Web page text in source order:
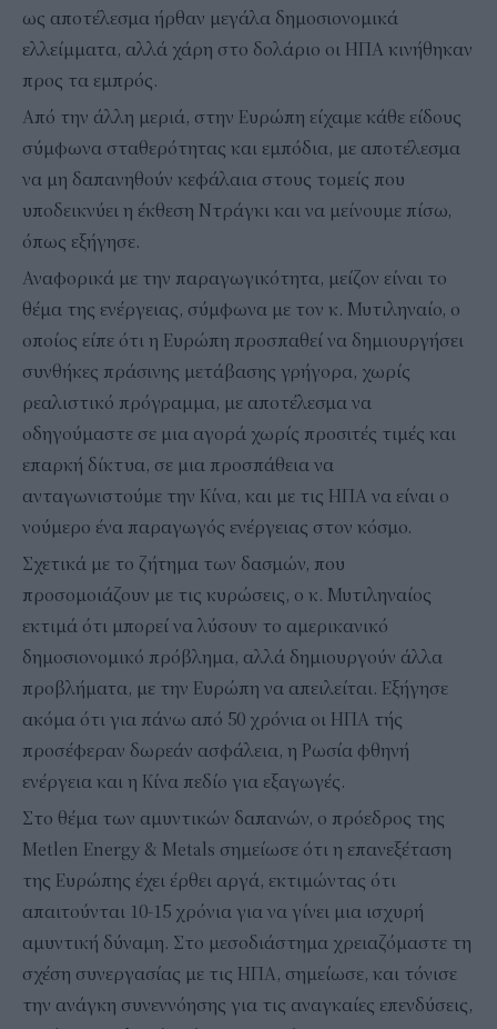
ως αποτέλεσμα ήρθαν μεγάλα δημοσιονομικά
ελλείμματα, αλλά χάρη στο δολάριο οι ΗΠΑ κινήθηκαν
προς τα εμπρός.
Από την άλλη μεριά, στην Ευρώπη είχαμε κάθε είδους
σύμφωνα σταθερότητας και εμπόδια, με αποτέλεσμα
να μη δαπανηθούν κεφάλαια στους τομείς που
υποδεικνύει η έκθεση Ντράγκι και να μείνουμε πίσω,
όπως εξήγησε.
Αναφορικά με την παραγωγικότητα, μείζον είναι το
θέμα της ενέργειας, σύμφωνα με τον κ. Μυτιληναίο, ο
οποίος είπε ότι η Ευρώπη προσπαθεί να δημιουργήσει
συνθήκες πράσινης μετάβασης γρήγορα, χωρίς
ρεαλιστικό πρόγραμμα, με αποτέλεσμα να
οδηγούμαστε σε μια αγορά χωρίς προσιτές τιμές και
επαρκή δίκτυα, σε μια προσπάθεια να
ανταγωνιστούμε την Κίνα, και με τις ΗΠΑ να είναι ο
νούμερο ένα παραγωγός ενέργειας στον κόσμο.
Σχετικά με το ζήτημα των δασμών, που
προσομοιάζουν με τις κυρώσεις, ο κ. Μυτιληναίος
εκτιμά ότι μπορεί να λύσουν το αμερικανικό
δημοσιονομικό πρόβλημα, αλλά δημιουργούν άλλα
προβλήματα, με την Ευρώπη να απειλείται. Εξήγησε
ακόμα ότι για πάνω από 50 χρόνια οι ΗΠΑ τής
προσέφεραν δωρεάν ασφάλεια, η Ρωσία φθηνή
ενέργεια και η Κίνα πεδίο για εξαγωγές.
Στο θέμα των αμυντικών δαπανών, ο πρόεδρος της
Metlen Energy & Metals σημείωσε ότι η επανεξέταση
της Ευρώπης έχει έρθει αργά, εκτιμώντας ότι
απαιτούνται 10-15 χρόνια για να γίνει μια ισχυρή
αμυντική δύναμη. Στο μεσοδιάστημα χρειαζόμαστε τη
σχέση συνεργασίας με τις ΗΠΑ, σημείωσε, και τόνισε
την ανάγκη συνεννόησης για τις αναγκαίες επενδύσεις,